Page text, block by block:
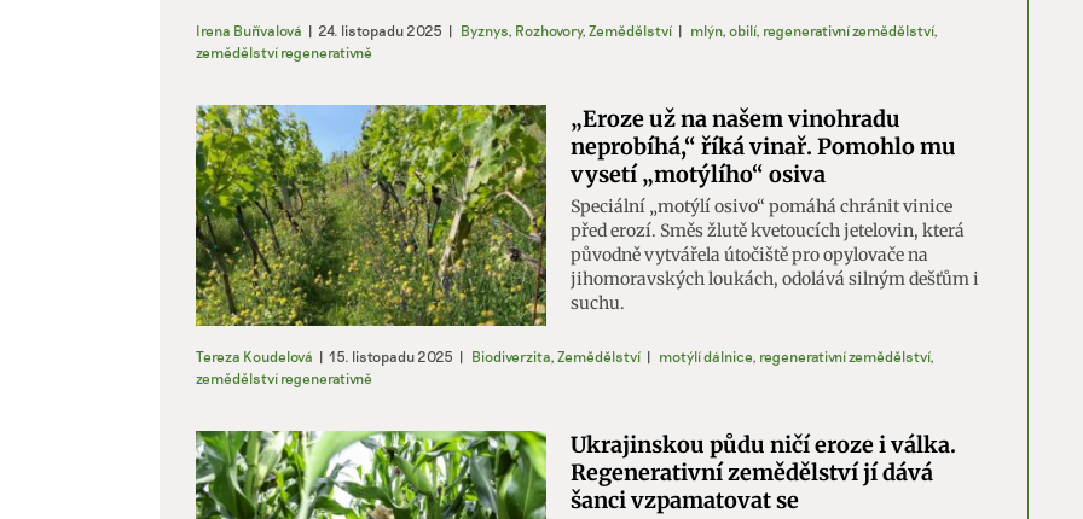
Ukládání a sdělování voleb ochrany osobních údajů.
Irena Buřívalová | 24. listopadu 2025 | Byznys Rozhovory, Zemědělství | mlýn, obilí, regenerativní zemědělství,
zemědělství regenerativně
„Eroze už na našem vinohradu
neprobíhá,“ říká vinař. Pomohlo mu
vysetí „motýlího“ osiva
Speciální „motýlí osivo“ pomáhá chránit vinice
před erozí. Směs žlutě kvetoucích jetelovin, která
původně vytvářela útočiště pro opylovače na
jihomoravských loukách, odolává silným dešťům i
suchu.
Tereza Koudelová | 15. listopadu 2025 | Biodiverzita Zemědělství | motýlí dálnice regenerativní zemědělství,
zemědělství regenerativně
Ukrajinskou půdu ničí eroze i válka.
Regenerativní zemědělství jí dává
šanci vzpamatovat se